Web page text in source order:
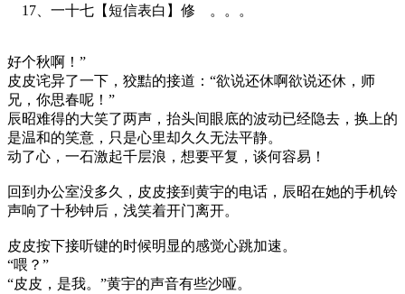
17、一十七【短信表白】修 。。。
好个秋啊！”
皮皮诧异了一下，狡黠的接道：“欲说还休啊欲说还休，师
兄，你思春呢！”
辰昭难得的大笑了两声，抬头间眼底的波动已经隐去，换上的
是温和的笑意，只是心里却久久无法平静。
动了心，一石激起千层浪，想要平复，谈何容易！
回到办公室没多久，皮皮接到黄宇的电话，辰昭在她的手机铃
声响了十秒钟后，浅笑着开门离开。
皮皮按下接听键的时候明显的感觉心跳加速。
“喂？”
“皮皮，是我。”黄宇的声音有些沙哑。